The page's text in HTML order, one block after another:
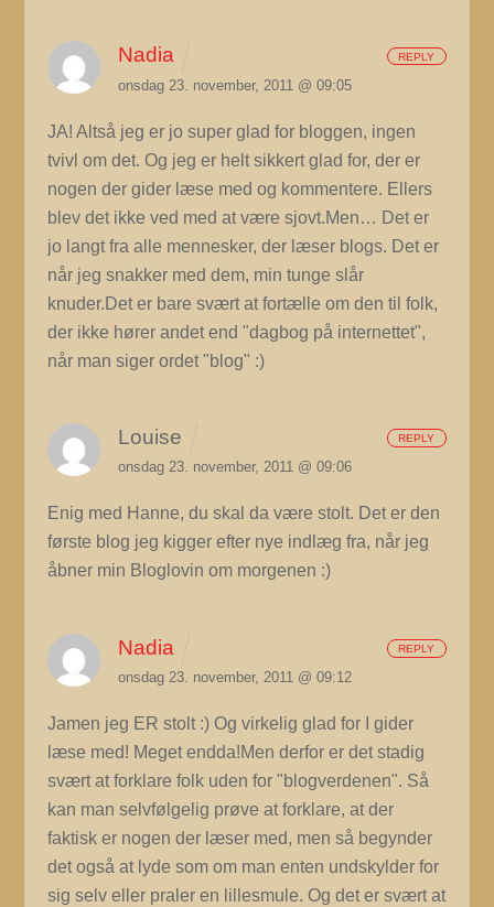
Nadia
onsdag 23. november, 2011 @ 09:05
JA! Altså jeg er jo super glad for bloggen, ingen
tvivl om det. Og jeg er helt sikkert glad for, der er
nogen der gider læse med og kommentere. Ellers
blev det ikke ved med at være sjovt.Men… Det er
jo langt fra alle mennesker, der læser blogs. Det er
når jeg snakker med dem, min tunge slår
knuder.Det er bare svært at fortælle om den til folk,
der ikke hører andet end "dagbog på internettet",
når man siger ordet "blog" :)
REPLY
Louise
onsdag 23. november, 2011 @ 09:06
Enig med Hanne, du skal da være stolt. Det er den
første blog jeg kigger efter nye indlæg fra, når jeg
åbner min Bloglovin om morgenen :)
REPLY
Nadia
onsdag 23. november, 2011 @ 09:12
Jamen jeg ER stolt :) Og virkelig glad for I gider
læse med! Meget endda!Men derfor er det stadig
svært at forklare folk uden for "blogverdenen". Så
kan man selvfølgelig prøve at forklare, at der
faktisk er nogen der læser med, men så begynder
det også at lyde som om man enten undskylder for
sig selv eller praler en lillesmule. Og det er svært at
REPLY